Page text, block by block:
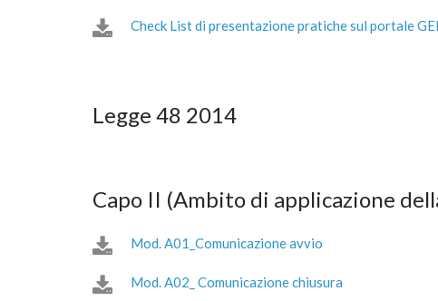
Check List di presentazione pratiche sul portale
Legge 48 2014
Capo II (Ambito di applicazione
Mod. A01_Comunicazione avvio
Mod. A02_ Comunicazione chiusura